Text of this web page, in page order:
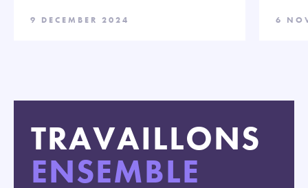
9 DECEMBER 2024 6
TRAVAILLONS
ENSEMBLE